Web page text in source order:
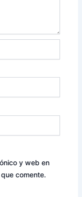
y web en
comente.